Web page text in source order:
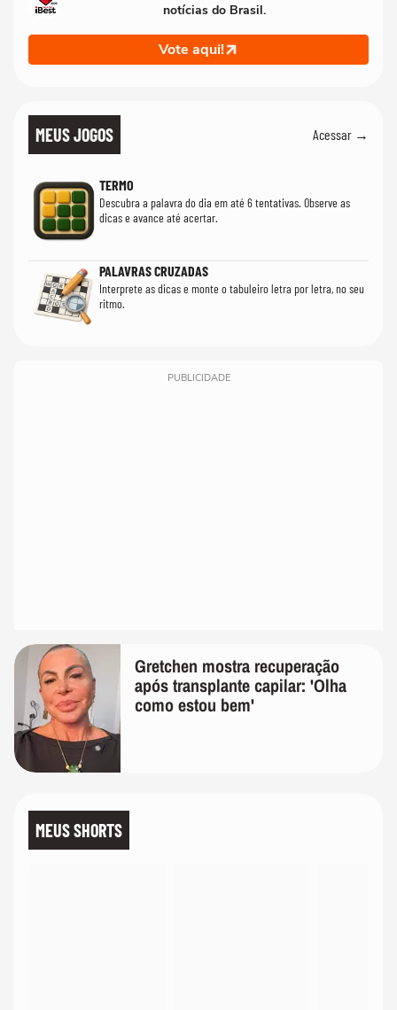
notícias do Brasil.
Vote aqui!
MEUS JOGOS Acessar →
TERMO
Descubra a palavra do dia em até 6 tentativas. Observe as
dicas e avance até acertar.
PALAVRAS CRUZADAS
Interprete as dicas e monte o tabuleiro letra por letra, no seu
ritmo.
PUBLICIDADE
Gretchen mostra recuperação
após transplante capilar: 'Olha
como estou bem'
MEUS SHORTS